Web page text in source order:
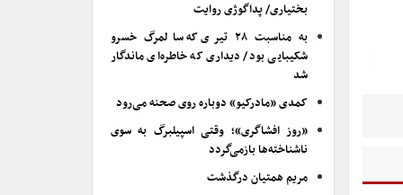
بختیاری/ پداگوژی روایت
به مناسبت ۲۸ تیری که سالمرگ خسرو
شکیبایی بود/ دیداری که خاطره‌ای ماندگار
شد
کمدی «مادرکیو» دوباره روی صحنه می‌رود
«روز افشاگری»؛ وقتی اسپیلبرگ به سوی
ناشناخته‌ها بازمی‌گردد
مریم همتیان درگذشت